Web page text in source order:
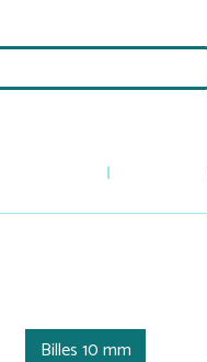
Billes 10 mm